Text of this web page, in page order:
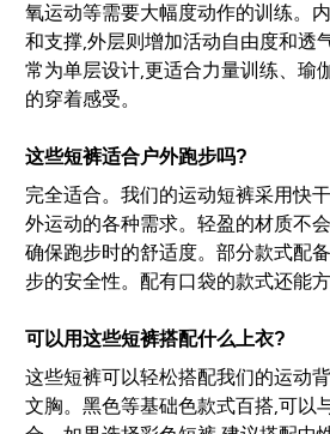
氧运动等需要大幅度动作的训练。
和支撑,外层则增加活动自由度和透
常为单层设计,更适合力量训练、瑜
的穿着感受。
这些短裤适合户外跑步吗?
完全适合。我们的运动短裤采用快
外运动的各种需求。轻盈的材质不
确保跑步时的舒适度。部分款式配
步的安全性。配有口袋的款式还能
可以用这些短裤搭配什么上衣?
这些短裤可以轻松搭配我们的运动
文胸。黑色等基础色款式百搭,可以